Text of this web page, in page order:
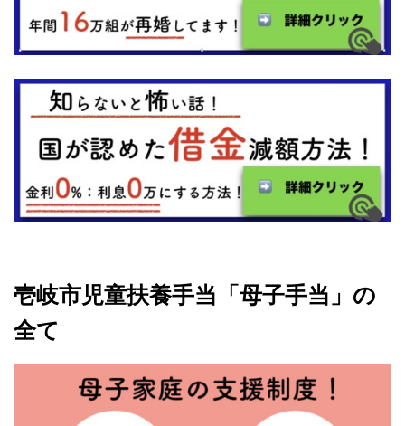
壱岐市児童扶養手当「母子手当」の
全て